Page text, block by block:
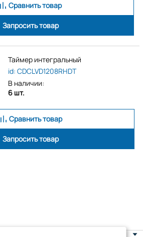
Сравнить товар
Запросить товар
Таймер интегральный
id: CDCLVD1208RHDT
В наличии:
6 шт.
Сравнить товар
Запросить товар